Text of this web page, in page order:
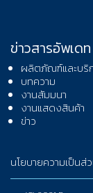
ข่าวสารอัพเดท
ผลิตภัณฑ์และบริ
บทความ
งานสัมมนา
งานแสดงสินค้า
ข่าว
นโยบายความเป็นส่